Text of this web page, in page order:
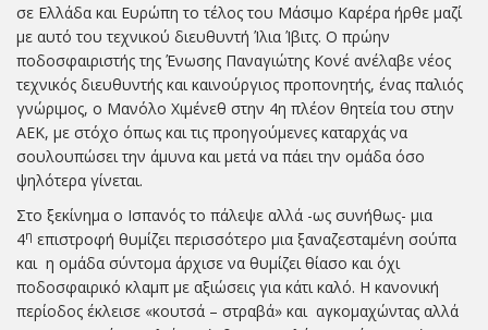
σε Ελλάδα και Ευρώπη το τέλος του Μάσιμο Καρέρα ήρθε μαζί
με αυτό του τεχνικού διευθυντή Ίλια Ίβιτς. Ο πρώην
ποδοσφαιριστής της Ένωσης Παναγιώτης Κονέ ανέλαβε νέος
τεχνικός διευθυντής και καινούργιος προπονητής, ένας παλιός
γνώριμος, ο Μανόλο Χιμένεθ στην 4η πλέον θητεία του στην
ΑΕΚ, με στόχο όπως και τις προηγούμενες καταρχάς να
σουλουπώσει την άμυνα και μετά να πάει την ομάδα όσο
ψηλότερα γίνεται.
Στο ξεκίνημα ο Ισπανός το πάλεψε αλλά -ως συνήθως- μια
4η επιστροφή θυμίζει περισσότερο μια ξαναζεσταμένη σούπα
και η ομάδα σύντομα άρχισε να θυμίζει θίασο και όχι
ποδοσφαιρικό κλαμπ με αξιώσεις για κάτι καλό. Η κανονική
περίοδος έκλεισε «κουτσά – στραβά» και αγκομαχώντας αλλά